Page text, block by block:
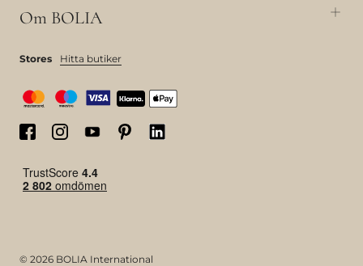
Om BOLIA
© 2026 BOLIA International
Stores Hitta butiker